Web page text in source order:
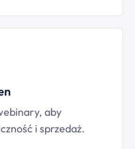
aby
i sprzedaż.